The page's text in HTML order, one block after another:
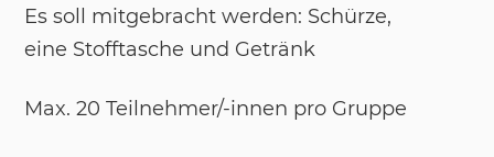
Es soll mit­ge­bracht wer­den: Schür­ze,
eine Stoff­ta­sche und Ge­tränk
Max. 20 Teil­neh­mer/-​in­nen pro Grup­pe